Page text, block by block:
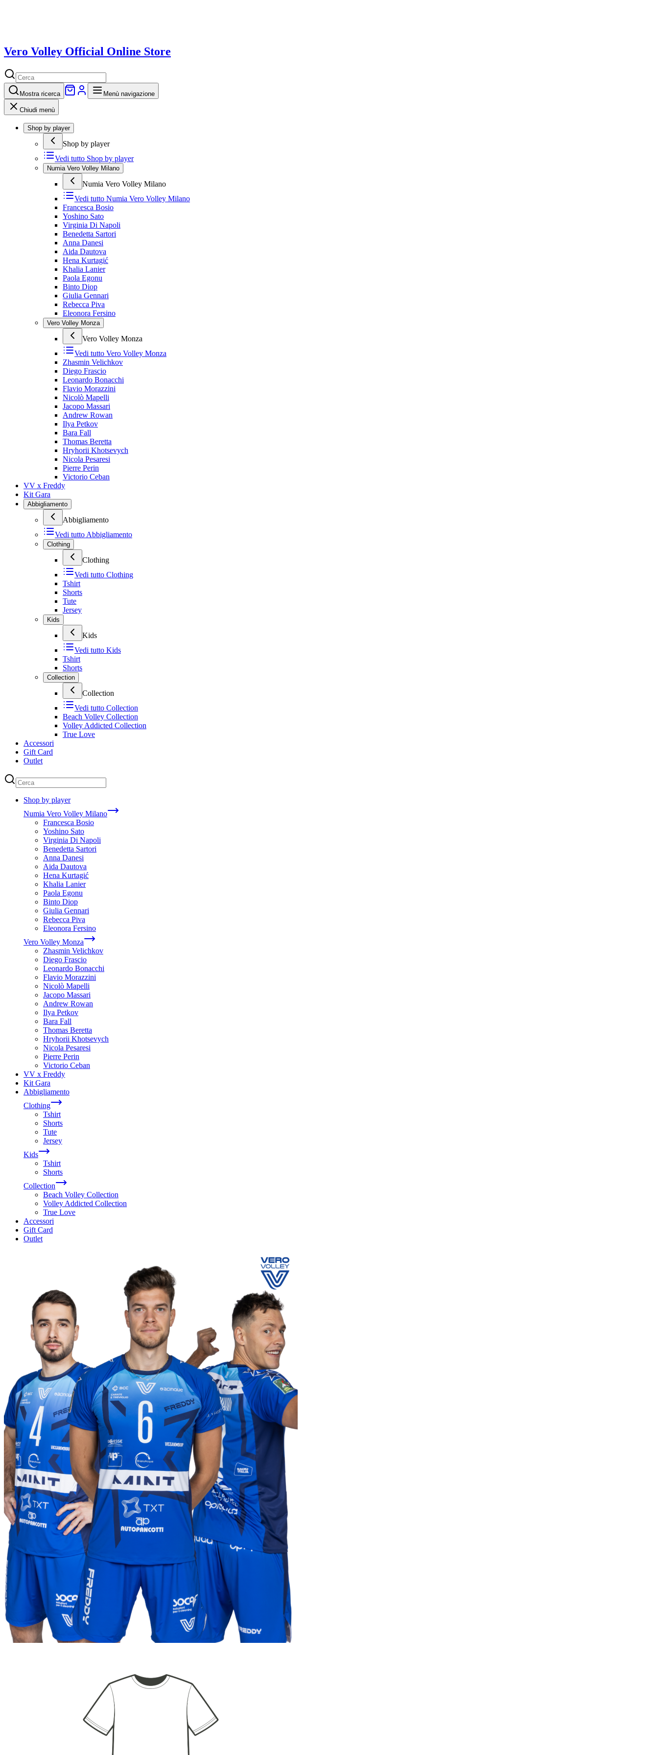
Vero Volley Official Online Store
Mostra ricerca Menù navigazione
Chiudi menù
Shop by player
Shop by player
Vedi tutto Shop by player
Numia Vero Volley Milano
Numia Vero Volley Milano
Vedi tutto Numia Vero Volley Milano
Francesca Bosio
Yoshino Sato
Virginia Di Napoli
Benedetta Sartori
Anna Danesi
Aida Dautova
Hena Kurtagić
Khalia Lanier
Paola Egonu
Binto Diop
Giulia Gennari
Rebecca Piva
Eleonora Fersino
Vero Volley Monza
Vero Volley Monza
Vedi tutto Vero Volley Monza
Zhasmin Velichkov
Diego Frascio
Leonardo Bonacchi
Flavio Morazzini
Nicolò Mapelli
Jacopo Massari
Andrew Rowan
Ilya Petkov
Bara Fall
Thomas Beretta
Hryhorii Khotsevych
Nicola Pesaresi
Pierre Perin
Victorio Ceban
VV x Freddy
Kit Gara
Abbigliamento
Abbigliamento
Vedi tutto Abbigliamento
Clothing
Clothing
Vedi tutto Clothing
Tshirt
Shorts
Tute
Jersey
Kids
Kids
Vedi tutto Kids
Tshirt
Shorts
Collection
Collection
Vedi tutto Collection
Beach Volley Collection
Volley Addicted Collection
True Love
Accessori
Gift Card
Outlet
Shop by player
Numia Vero Volley Milano
Francesca Bosio
Yoshino Sato
Virginia Di Napoli
Benedetta Sartori
Anna Danesi
Aida Dautova
Hena Kurtagić
Khalia Lanier
Paola Egonu
Binto Diop
Giulia Gennari
Rebecca Piva
Eleonora Fersino
Vero Volley Monza
Zhasmin Velichkov
Diego Frascio
Leonardo Bonacchi
Flavio Morazzini
Nicolò Mapelli
Jacopo Massari
Andrew Rowan
Ilya Petkov
Bara Fall
Thomas Beretta
Hryhorii Khotsevych
Nicola Pesaresi
Pierre Perin
Victorio Ceban
VV x Freddy
Kit Gara
Abbigliamento
Clothing
Tshirt
Shorts
Tute
Jersey
Kids
Tshirt
Shorts
Collection
Beach Volley Collection
Volley Addicted Collection
True Love
Accessori
Gift Card
Outlet